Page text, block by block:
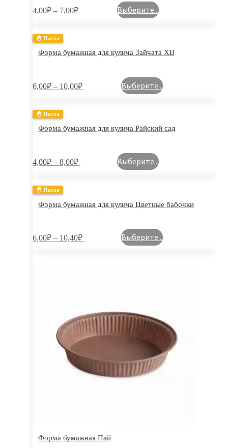
4,00₽ – 7,00₽ Выберите...
🐣 Пасха
Форма бумажная для кулича Зайчата ХВ
6,00₽ – 10,00₽ Выберите...
🐣 Пасха
Форма бумажная для кулича Райский сад
4,00₽ – 8,00₽ Выберите...
🐣 Пасха
Форма бумажная для кулича Цветные бабочки
6,00₽ – 10,40₽ Выберите...
Форма бумажная Пай